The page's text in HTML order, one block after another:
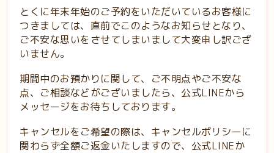
とくに年末年始のご予約をいただいているお客様に
つきましては、直前でこのようなお知らせとなり、
ご不安な思いをさせてしまいまして大変申し訳ござ
いません。
期間中のお預かりに関して、ご不明点やご不安な
点、ご相談などがございましたら、公式LINEから
メッセージをお待ちしております。
キャンセルをご希望の際は、キャンセルポリシーに
関わらず全額ご返金いたしますので、公式LINEか